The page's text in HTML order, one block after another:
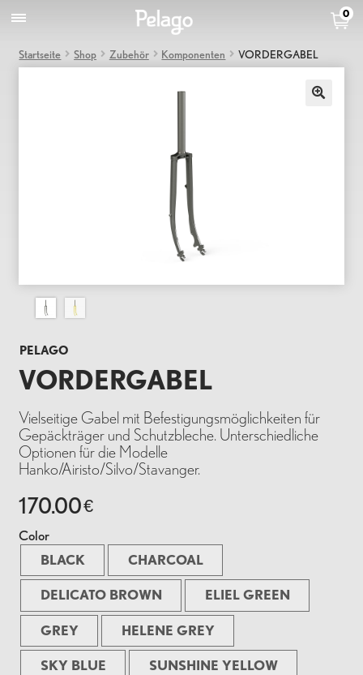
0
Startseite Shop Zubehör Komponenten VORDERGABEL
PELAGO
VORDERGABEL
Vielseitige Gabel mit Befestigungsmöglichkeiten für
Gepäckträger und Schutzbleche. Unterschiedliche
Optionen für die Modelle
Hanko/Airisto/Silvo/Stavanger.
170.00€
Color
BLACK
CHARCOAL
DELICATO BROWN ELIEL GREEN
GREY HELENE GREY
SKY BLUE
SUNSHINE YELLOW